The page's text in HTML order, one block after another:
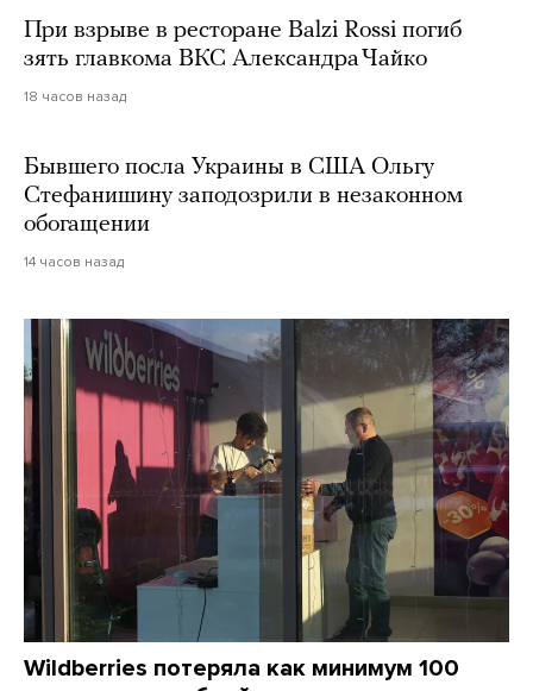
При взрыве в ресторане Balzi Rossi погиб
зять главкома ВКС Александра Чайко
18 часов назад
Бывшего посла Украины в США Ольгу
Стефанишину заподозрили в незаконном
обогащении
14 часов назад
Wildberries потеряла как минимум 100